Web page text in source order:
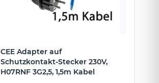
CEE Adapter auf
Schutzkontakt-Stecker 230V,
H07RNF 3G2,5, 1,5m Kabel